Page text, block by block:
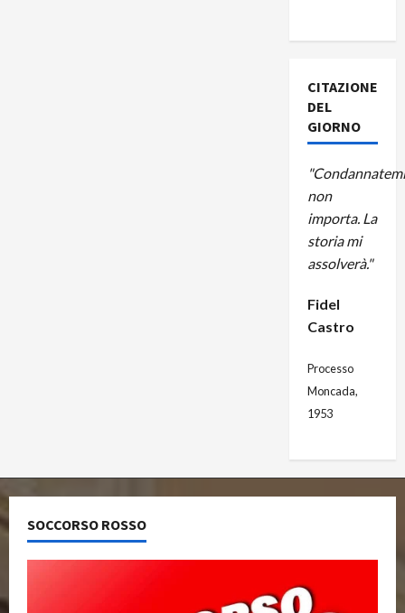
CITAZIONE
DEL
GIORNO
non
importa. La
storia mi
assolverà."
Fidel
Castro
Processo
Moncada,
1953
SOCCORSO ROSSO